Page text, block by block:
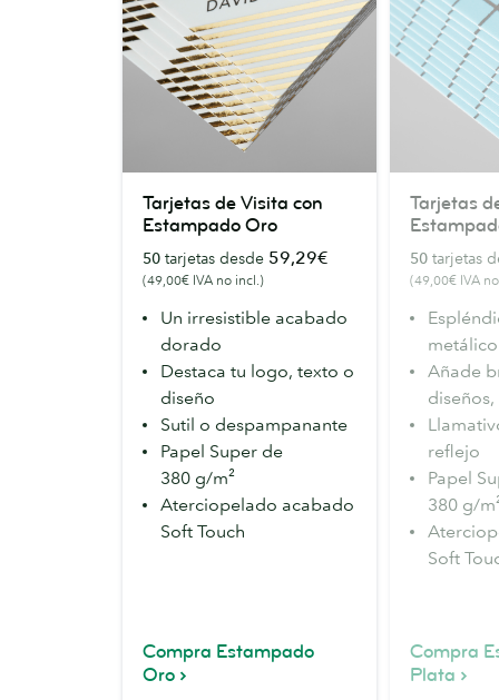
Visita
con
Estampado
Oro
Tarjetas de Visita con
Estampado Oro
50 tarjetas desde 59,29€
(49,00€ IVA no incl.)
Un irresistible acabado
dorado
Destaca tu logo, texto o
diseño
Sutil o despampanante
Papel Super de
380 g/m²
Aterciopelado acabado
Soft Touch
Compra Estampado
Oro
Visita
con
Estampado
Plata
Tarjetas
50 tarjetas
(49,00€ IVA
metálico
Añade
reflejo
Papel
380 g/
Soft
Compra
Plata